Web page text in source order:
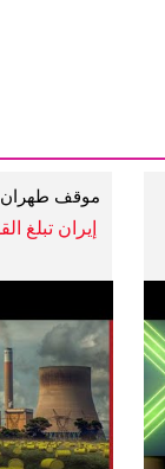
موقف طهران
إيران تبلغ